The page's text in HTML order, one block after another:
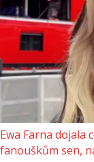
Ewa Farna dojala
fanouškům sen,